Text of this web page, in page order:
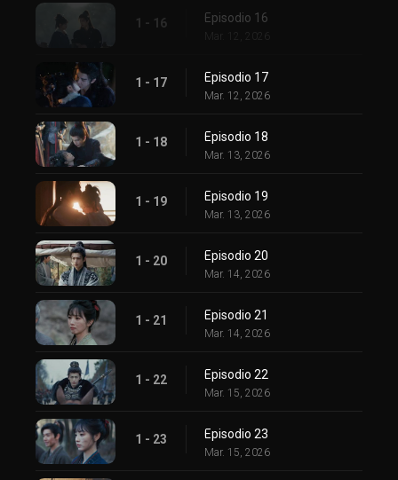
1 - 16 Episodio 16
Mar. 12, 2026
1 - 17 Episodio 17
Mar. 12, 2026
1 - 18 Episodio 18
Mar. 13, 2026
1 - 19 Episodio 19
Mar. 13, 2026
1 - 20 Episodio 20
Mar. 14, 2026
1 - 21 Episodio 21
Mar. 14, 2026
1 - 22 Episodio 22
Mar. 15, 2026
1 - 23 Episodio 23
Mar. 15, 2026